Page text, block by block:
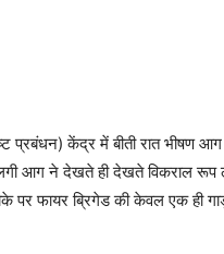
प्रबंधन) केंद्र में बीती रात भीषण
आग ने देखते ही देखते विकराल रूप
पर फायर ब्रिगेड की केवल एक ही